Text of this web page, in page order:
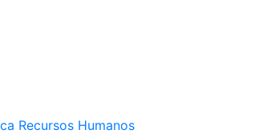
Recursos Humanos